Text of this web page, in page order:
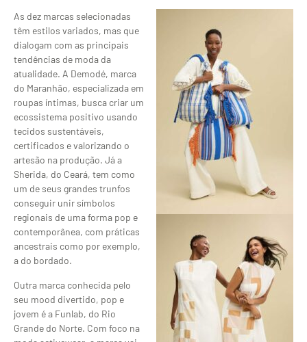
As dez marcas selecionadas
têm estilos variados, mas que
dialogam com as principais
tendências de moda da
atualidade. A Demodé, marca
do Maranhão, especializada em
roupas íntimas, busca criar um
ecossistema positivo usando
tecidos sustentáveis,
certificados e valorizando o
artesão na produção. Já a
Sherida, do Ceará, tem como
um de seus grandes trunfos
conseguir unir símbolos
regionais de uma forma pop e
contemporânea, com práticas
ancestrais como por exemplo,
a do bordado.
Outra marca conhecida pelo
seu mood divertido, pop e
jovem é a Funlab, do Rio
Grande do Norte. Com foco na